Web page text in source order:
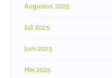
Augustus 2025
Juli 2025
Juni 2025
Mei 2025